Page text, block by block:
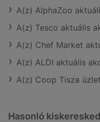
A(z) AlphaZoo
A(z) Tesco aktuális
A(z) Chef Market
A(z) ALDI aktuális
A(z) Coop Tisza
Hasonló